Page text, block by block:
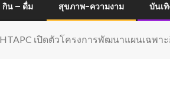
กิน – ดื่ม สุขภาพ-ความงาม บันเ
เปิดตัวโครงการพัฒนาแผนเฉพ